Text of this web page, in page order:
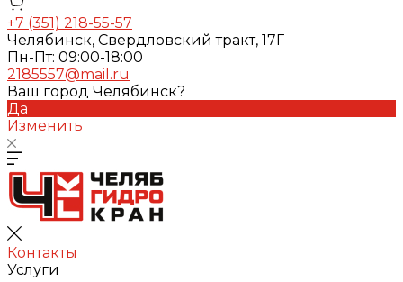
+7 (351) 218-55-57
Челябинск, Свердловский тракт, 17Г
Пн-Пт: 09:00-18:00
2185557@mail.ru
Ваш город Челябинск?
Да
Изменить
Контакты
Услуги